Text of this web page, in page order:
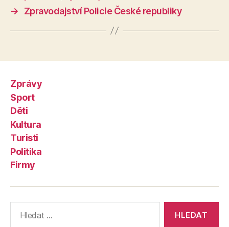
→
Zpravodajství Policie České republiky
Zprávy
Sport
Děti
Kultura
Turisti
Politika
Firmy
vyhledávání: